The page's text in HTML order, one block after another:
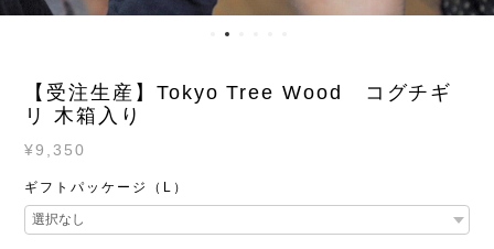
【受注生産】Tokyo Tree Wood コグチギ
リ 木箱入り
¥9,350
ギフトパッケージ（L）